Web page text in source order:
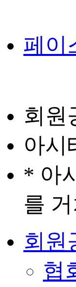
페이
회원
아시
* 아
를
회원
협